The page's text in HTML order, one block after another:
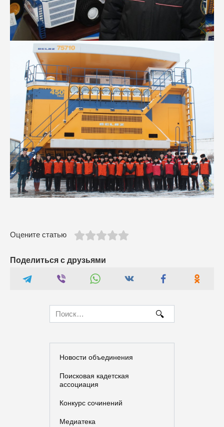
Оцените статью
Поделиться с друзьями
for:
Новости объединения
Поисковая кадетская
ассоциация
Конкурс сочинений
Медиатека